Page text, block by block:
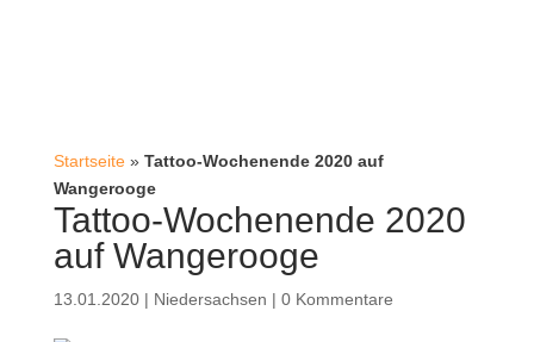
Startseite» Tattoo-Wochenende 2020 auf
Wangerooge
Tattoo-Wochenende 2020
auf Wangerooge
13.01.2020| Niedersachsen | 0 Kommentare